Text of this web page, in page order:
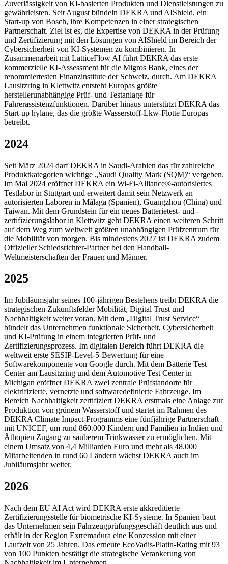
Zuverlässigkeit von KI-basierten Produkten und Dienstleistungen zu
gewährleisten. Seit August bündeln DEKRA und AIShield, ein
Start-up von Bosch, ihre Kompetenzen in einer strategischen
Partnerschaft. Ziel ist es, die Expertise von DEKRA in der Prüfung
und Zertifizierung mit den Lösungen von AIShield im Bereich der
Cybersicherheit von KI-Systemen zu kombinieren. In
Zusammenarbeit mit LatticeFlow AI führt DEKRA das erste
kommerzielle KI-Assessment für die Migros Bank, eines der
renommiertesten Finanzinstitute der Schweiz, durch. Am DEKRA
Lausitzring in Klettwitz entsteht Europas größte
herstellerunabhängige Prüf- und Testanlage für
Fahrerassistenzfunktionen. Darüber hinaus unterstützt DEKRA das
Start-up hylane, das die größte Wasserstoff-Lkw-Flotte Europas
betreibt.
2024
Seit März 2024 darf DEKRA in Saudi-Arabien das für zahlreiche
Produktkategorien wichtige „Saudi Quality Mark (SQM)“ vergeben.
Im Mai 2024 eröffnet DEKRA ein Wi-Fi-Alliance®-autorisiertes
Testlabor in Stuttgart und erweitert damit sein Netzwerk an
autorisierten Laboren in Málaga (Spanien), Guangzhou (China) und
Taiwan. Mit dem Grundstein für ein neues Batterietest- und -
zertifizierungslabor in Klettwitz geht DEKRA einen weiteren Schritt
auf dem Weg zum weltweit größten unabhängigen Prüfzentrum für
die Mobilität von morgen. Bis mindestens 2027 ist DEKRA zudem
Offizieller Schiedsrichter-Partner bei den Handball-
Weltmeisterschaften der Frauen und Männer.
2025
Im Jubiläumsjahr seines 100-jährigen Bestehens treibt DEKRA die
strategischen Zukunftsfelder Mobilität, Digital Trust und
Nachhaltigkeit weiter voran. Mit dem „Digital Trust Service“
bündelt das Unternehmen funktionale Sicherheit, Cybersicherheit
und KI-Prüfung in einem integrierten Prüf- und
Zertifizierungsprozess. Im digitalen Bereich führt DEKRA die
weltweit erste SESIP-Level-5-Bewertung für eine
Softwarekomponente von Google durch. Mit dem Batterie Test
Center am Lausitzring und dem Automotive Test Center in
Michigan eröffnet DEKRA zwei zentrale Prüfstandorte für
elektrifizierte, vernetzte und softwaredefinierte Fahrzeuge. Im
Bereich Nachhaltigkeit zertifiziert DEKRA erstmals eine Anlage zur
Produktion von grünem Wasserstoff und startet im Rahmen des
DEKRA Climate Impact-Programms eine fünfjährige Partnerschaft
mit UNICEF, um rund 860.000 Kindern und Familien in Indien und
Äthopien Zugang zu sauberem Trinkwasser zu ermöglichen. Mit
einem Umsatz von 4,4 Milliarden Euro und mehr als 48.000
Mitarbeitenden in rund 60 Ländern wächst DEKRA auch im
Jubiläumsjahr weiter.
2026
Nach dem EU AI Act wird DEKRA erste akkreditierte
Zertifizierungsstelle für biometrische KI-Systeme. In Spanien baut
das Unternehmen sein Fahrzeugprüfungsgeschäft deutlich aus und
erhält in der Region Extremadura eine Konzession mit einer
Laufzeit von 25 Jahren. Das erneute EcoVadis-Platin-Rating mit 93
von 100 Punkten bestätigt die strategische Verankerung von